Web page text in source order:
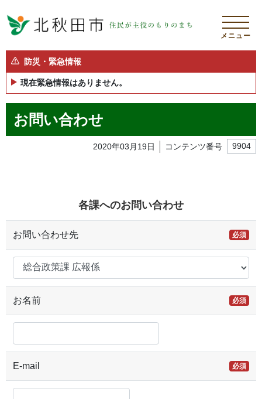
メニュー
防災・緊急情報
現在緊急情報はありません。
お問い合わせ
2020年03月19日 コンテンツ番号 9904
各課へのお問い合わせ
お問い合わせ先 必須
お名前 必須
E-mail 必須